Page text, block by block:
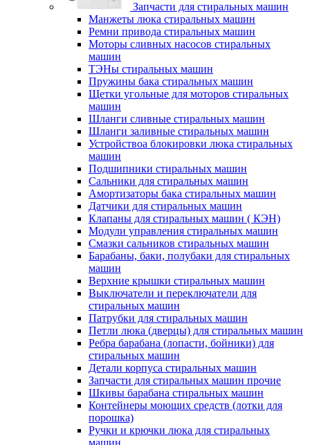
Запчасти для стиральных машин
Манжеты люка стиральных машин
Ремни привода стиральных машин
Моторы сливных насосов стиральных
машин
ТЭНы стиральных машин
Пружины бака стиральных машин
Щетки угольные для моторов стиральных
машин
Шланги сливные стиральных машин
Шланги заливные стиральных машин
Устройствоа блокировки люка стиральных
машин
Подшипники стиральных машин
Сальники для стиральных машин
Амортизаторы бака стиральных машин
Датчики для стиральных машин
Клапаны для стиральных машин ( КЭН)
Модули управления стиральных машин
Смазки сальников стиральных машин
Барабаны, баки, полубаки для стиральных
машин
Верхние крышки стиральных машин
Выключатели и переключатели для
стиральных машин
Патрубки для стиральных машин
Петли люка (дверцы) для стиральных машин
Ребра барабана (лопасти, бойники) для
стиральных машин
Детали корпуса стиральных машин
Запчасти для стиральных машин прочие
Шкивы барабана стиральных машин
Контейнеры моющих средств (лотки для
порошка)
Ручки и крючки люка для стиральных
машин